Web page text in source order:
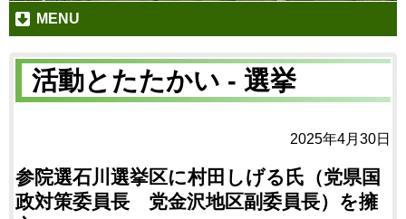
MENU
活動とたたかい - 選挙
2025年4月30日
参院選石川選挙区に村田しげる氏（党県国
政対策委員長 党金沢地区副委員長）を擁